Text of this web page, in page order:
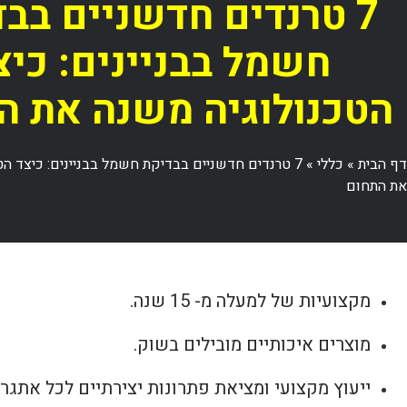
7 טרנדים חדשניים
חשמל בבניינים:
הטכנולוגיה משנה את
דף הבית» כללי »
7 טרנדים חדשניים בבדיקת חשמל בבניינים: כיצד
את התחום
מקצועיות של למעלה מ- 15 שנה.
מוצרים איכותיים מובילים בשוק.
ייעוץ מקצועי ומציאת פתרונות יצירתיים לכל